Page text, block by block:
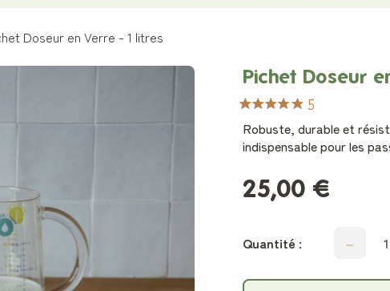
Doseur en Verre - 1 litres
Pichet Doseur
5
Robuste, durable et
indispensable pour les
25,00 €
Quantité :